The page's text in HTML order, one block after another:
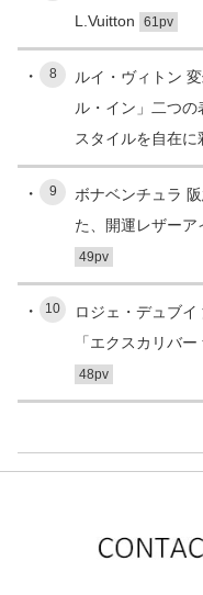
L.Vuitton
61pv
8
ルイ・ヴィトン
ル・イン」二つ
スタイルを自在に
9
ボナベンチュラ
た、開運レザー
49pv
10
ロジェ・デュブイ
「エクスカリバ
48pv